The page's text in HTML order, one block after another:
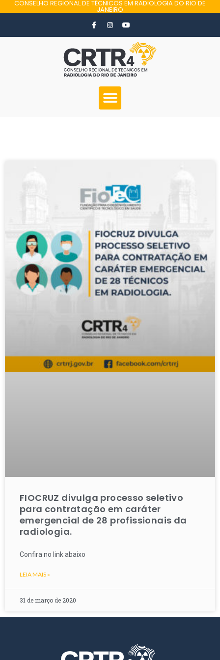
CONSELHO REGIONAL DE TÉCNICOS EM RADIOLOGIA DO RIO DE
JANEIRO
FIOCRUZ divulga processo seletivo
para contratação em caráter
emergencial de 28 profissionais da
radiologia.
Confira no link abaixo
LEIA MAIS »
31 de março de 2020